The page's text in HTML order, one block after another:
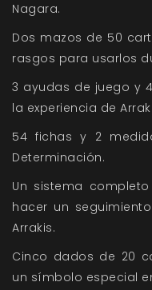
Nagara.
Dos mazos de 50
rasgos para usarlos
3 ayudas de juego y
la experiencia de
54 fichas y 2
Determinación.
Un sistema
hacer un
Arrakis.
Cinco dados de 20
un símbolo especial